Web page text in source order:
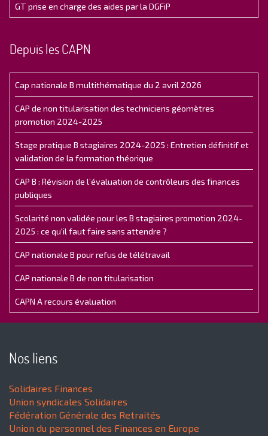
GT prise en charge des aides par la DGFiP
Depuis les CAPN
Cap nationale B multithématique du 2 avril 2026
CAP de non titularisation des techniciens géomètres
promotion 2024-2025
Stage pratique B stagiaires 2024-2025 : Entretien définitif et
validation de la formation théorique
CAP B : Révision de l’évaluation de contrôleurs des finances
publiques
Scolarité non validée pour les B stagiaires promotion 2024-
2025 : ce qu'il faut faire sans attendre ?
CAP nationale B pour refus de télétravail
CAP nationale B de non titularisation
CAPN A recours évaluation
Nos liens
Solidaires Finances
Union syndicales Solidaires
Fédération Générale des Retraités
Union du personnel des Finances en Europe